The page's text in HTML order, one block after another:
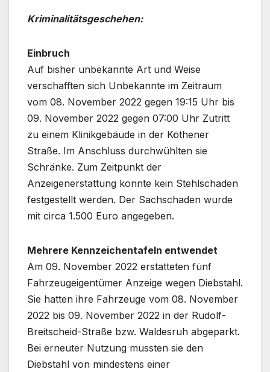
Kriminalitätsgeschehen:
Einbruch
Auf bisher unbekannte Art und Weise
verschafften sich Unbekannte im Zeitraum
vom 08. November 2022 gegen 19:15 Uhr bis
09. November 2022 gegen 07:00 Uhr Zutritt
zu einem Klinikgebäude in der Köthener
Straße. Im Anschluss durchwühlten sie
Schränke. Zum Zeitpunkt der
Anzeigenerstattung konnte kein Stehlschaden
festgestellt werden. Der Sachschaden wurde
mit circa 1.500 Euro angegeben.
Mehrere Kennzeichentafeln entwendet
Am 09. November 2022 erstatteten fünf
Fahrzeugeigentümer Anzeige wegen Diebstahl.
Sie hatten ihre Fahrzeuge vom 08. November
2022 bis 09. November 2022 in der Rudolf-
Breitscheid-Straße bzw. Waldesruh abgeparkt.
Bei erneuter Nutzung mussten sie den
Diebstahl von mindestens einer